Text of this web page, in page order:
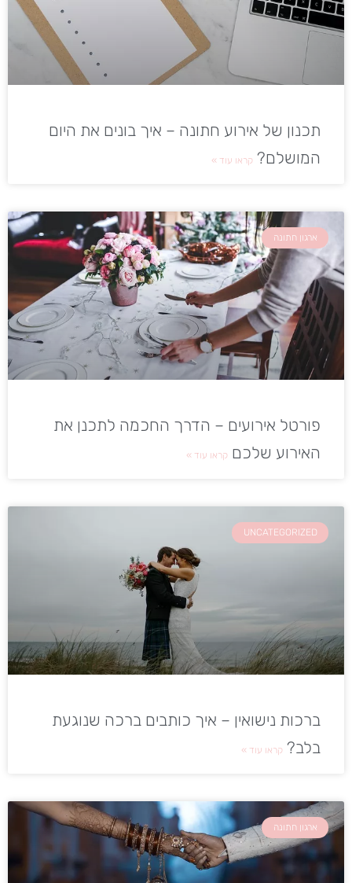
תכנון של אירוע חתונה – איך בונים את היום
המושלם? קראו עוד »
ארגון חתונה
פורטל אירועים – הדרך החכמה לתכנן את
האירוע שלכם קראו עוד »
UNCATEGORIZED
ברכות נישואין – איך כותבים ברכה שנוגעת
בלב? קראו עוד »
ארגון חתונה